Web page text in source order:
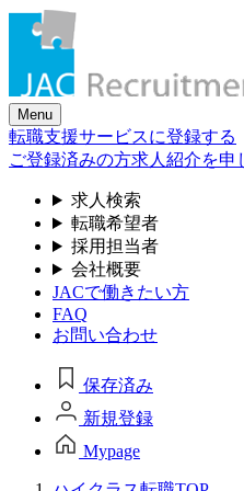
Menu
転職支援サービスに登録する
ご登録済みの方求人紹介を申
求人検索
転職希望者
採用担当者
会社概要
JACで働きたい方
FAQ
お問い合わせ
保存済み
新規登録
Mypage